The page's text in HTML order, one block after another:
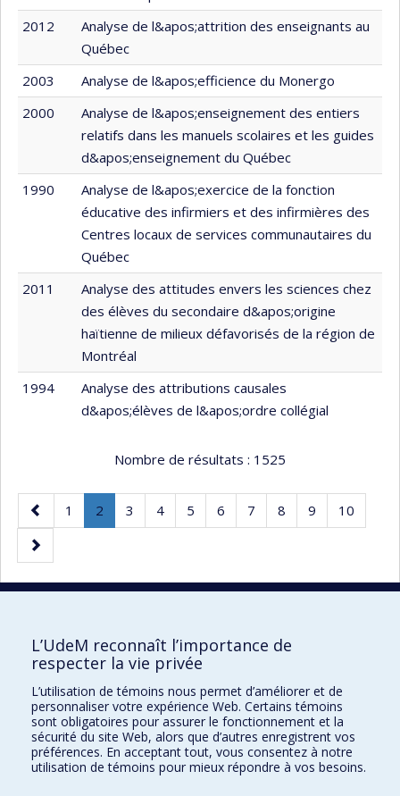
2012
Analyse de l&apos;attrition des enseignants au
Québec
2003
Analyse de l&apos;efficience du Monergo
2000
Analyse de l&apos;enseignement des entiers
relatifs dans les manuels scolaires et les guides
d&apos;enseignement du Québec
1990
Analyse de l&apos;exercice de la fonction
éducative des infirmiers et des infirmières des
Centres locaux de services communautaires du
Québec
2011
Analyse des attitudes envers les sciences chez
des élèves du secondaire d&apos;origine
haïtienne de milieux défavorisés de la région de
Montréal
1994
Analyse des attributions causales
d&apos;élèves de l&apos;ordre collégial
Nombre de résultats : 1525
Page
précédente
Page
1 Page
2
Page
Page
3 Page
4 Page
5 Page
6 Page
7 Page
8 Page
9 Page
10
Page
suivante
Faculté des sciences de l'éducation
Pavillon Marie-Victorin
90, avenue Vincent-d'Indy
Montréal (Québec) H2V 2S9
L’UdeM reconnaît l’importance de
respecter la vie privée
L’utilisation de témoins nous permet d’améliorer et de
personnaliser votre expérience Web. Certains témoins
sont obligatoires pour assurer le fonctionnement et la
sécurité du site Web, alors que d’autres enregistrent vos
préférences. En acceptant tout, vous consentez à notre
utilisation de témoins pour mieux répondre à vos besoins.